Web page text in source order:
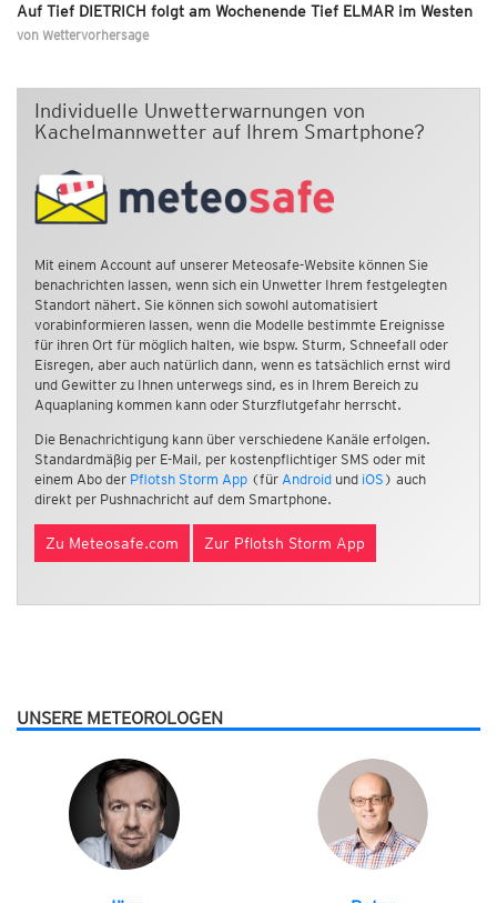
Auf Tief DIETRICH folgt am Wochenende Tief ELMAR im Westen
von Wettervorhersage
Individuelle Unwetterwarnungen von
Kachelmannwetter auf Ihrem Smartphone?
Mit einem Account auf unserer Meteosafe-Website können Sie
benachrichten lassen, wenn sich ein Unwetter Ihrem festgelegten
Standort nähert. Sie können sich sowohl automatisiert
vorabinformieren lassen, wenn die Modelle bestimmte Ereignisse
für ihren Ort für möglich halten, wie bspw. Sturm, Schneefall oder
Eisregen, aber auch natürlich dann, wenn es tatsächlich ernst wird
und Gewitter zu Ihnen unterwegs sind, es in Ihrem Bereich zu
Aquaplaning kommen kann oder Sturzflutgefahr herrscht.
Die Benachrichtigung kann über verschiedene Kanäle erfolgen.
Standardmäßig per E-Mail, per kostenpflichtiger SMS oder mit
einem Abo der Pflotsh Storm App (für Android und iOS ) auch
direkt per Pushnachricht auf dem Smartphone.
Zu Meteosafe.com Zur Pflotsh Storm App
UNSERE METEOROLOGEN